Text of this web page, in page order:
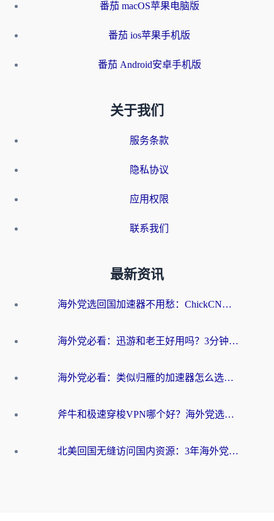
番茄 macOS苹果电脑版
番茄 ios苹果手机版
番茄 Android安卓手机版
关于我们
服务条款
隐私协议
应用权限
联系我们
最新资讯
海外党选回国加速器不用愁：ChickCN和洞见哪个好？一篇搞定所有疑问
海外党必看：迅游和老王好用吗？3分钟选对加速国内网络的加速器
海外党必看：类似归雁的加速器怎么选？一篇搞定无缝访问国内资源
斧牛和极速穿梭VPN哪个好？海外党选回国加速器必看的真实对比与避坑指南
北美回国无缝访问国内资源：3年海外党亲测的加速器选择指南